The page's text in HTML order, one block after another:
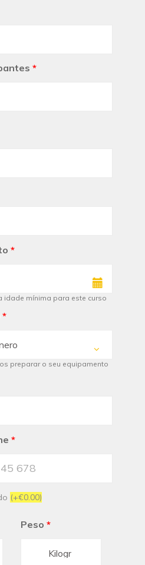
*
*
idade mínima para este curso
*
preparar o seu equipamento
*
(+€0.00)
Peso *